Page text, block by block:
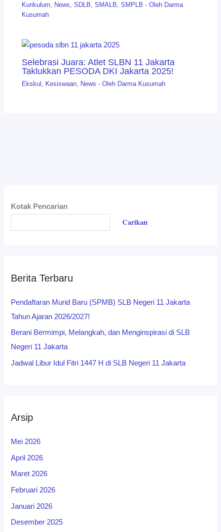
Kurikulum News ,SDLB ,SMALB ,SMPLB - Oleh Darma
Kusumah
Selebrasi Juara: Atlet SLBN 11 Jakarta
Taklukkan PESODA DKI Jakarta 2025!
Ekskul Kesiswaan News - Oleh Darma Kusumah
Kotak Pencarian
Carikan
Berita Terbaru
Pendaftaran Murid Baru (SPMB) SLB Negeri 11 Jakarta
Tahun Ajaran 2026/2027!
Berani Bermimpi, Melangkah, dan Menginspirasi di SLB
Negeri 11 Jakarta
Jadwal Libur Idul Fitri 1447 H di SLB Negeri 11 Jakarta
Arsip
Mei 2026
April 2026
Maret 2026
Februari 2026
Januari 2026
Desember 2025